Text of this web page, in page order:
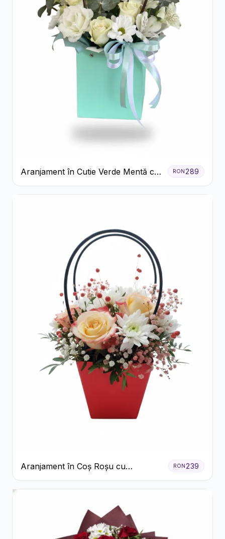
Aranjament în Cutie Verde Mentă cu
Trandafiri și Alstroemeria
RON 289
Aranjament în Coș Roșu cu
Trandafiri și Crizanteme Albe
RON 239